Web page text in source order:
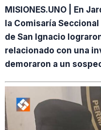
MISIONES.UNO | En
la Comisaría
de San Ignacio
relacionado con una
demoraron a un